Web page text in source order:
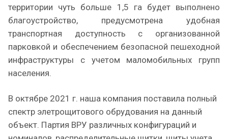
территории чуть больше 1,5 га будет выполнено
благоустройство, предусмотрена удобная
транспортная доступность с организованной
парковкой и обеспечением безопасной пешеходной
инфраструктуры с учетом маломобильных групп
населения.
В октябре 2021 г. наша компания поставила полный
спектр элетрощитового обрудования на данный
объект. Партия ВРУ различных конфигураций и